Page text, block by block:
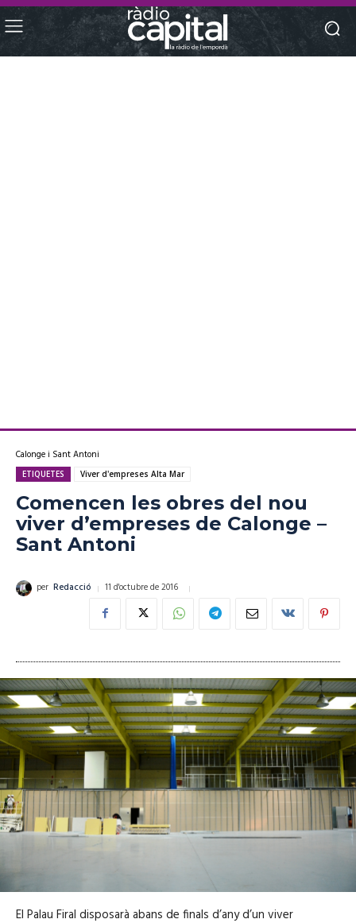
Calonge i Sant Antoni
ETIQUETES Viver d'empreses Alta Mar
Comencen les obres del nou
viver d’empreses de Calonge –
Sant Antoni
per Redacció 11 d'octubre de 2016
El Palau Firal disposarà abans de finals d’any d’un viver